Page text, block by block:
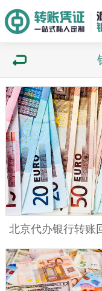
北京代办银行转账